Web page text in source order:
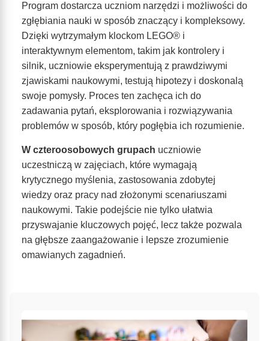
Program dostarcza uczniom narzędzi i możliwości do
zgłębiania nauki w sposób znaczący i kompleksowy.
Dzięki wytrzymałym klockom LEGO® i
interaktywnym elementom, takim jak kontrolery i
silnik, uczniowie eksperymentują z prawdziwymi
zjawiskami naukowymi, testują hipotezy i doskonalą
swoje pomysły. Proces ten zachęca ich do
zadawania pytań, eksplorowania i rozwiązywania
problemów w sposób, który pogłębia ich rozumienie.
W czteroosobowych grupach uczniowie
uczestniczą w zajęciach, które wymagają
krytycznego myślenia, zastosowania zdobytej
wiedzy oraz pracy nad złożonymi scenariuszami
naukowymi. Takie podejście nie tylko ułatwia
przyswajanie kluczowych pojęć, lecz także pozwala
na głębsze zaangażowanie i lepsze zrozumienie
omawianych zagadnień.